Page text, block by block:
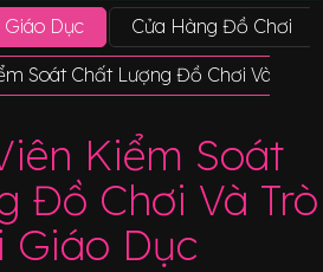
Giáo Dục Cửa Hàng Đồ Chơi
Soát Chất Lượng Đồ Chơi Và Trò
Kiểm Soát
Đồ Chơi Và Trò
Giáo Dục